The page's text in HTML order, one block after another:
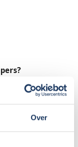
Over
eerste toelating
20.000 km)
jaar gratis